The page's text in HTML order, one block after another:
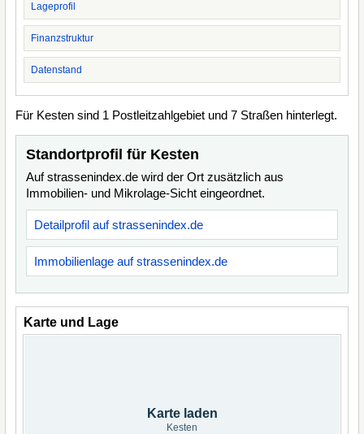
Lageprofil
Finanzstruktur
Datenstand
Für Kesten sind 1 Postleitzahlgebiet und 7 Straßen hinterlegt.
Standortprofil für Kesten
Auf strassenindex.de wird der Ort zusätzlich aus
Immobilien- und Mikrolage-Sicht eingeordnet.
Detailprofil auf strassenindex.de
Immobilienlage auf strassenindex.de
Karte und Lage
Karte laden
Kesten